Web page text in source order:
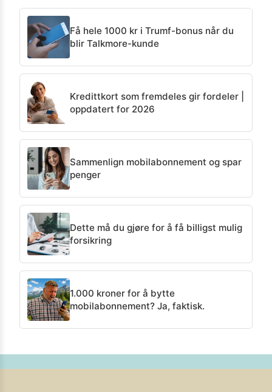
Få hele 1000 kr i Trumf-bonus når du
blir Talkmore-kunde
Kredittkort som fremdeles gir fordeler |
oppdatert for 2026
Sammenlign mobilabonnement og spar
penger
Dette må du gjøre for å få billigst mulig
forsikring
1.000 kroner for å bytte
mobilabonnement? Ja, faktisk.